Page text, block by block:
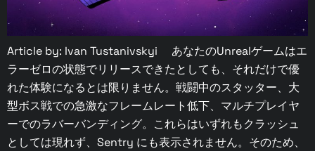
Article by: Ivan Tustanivskyi あなたのUnrealゲームはエ
ラーゼロの状態でリリースできたとしても、それだけで優
れた体験になるとは限りません。戦闘中のスタッター、大
型ボス戦での急激なフレームレート低下、マルチプレイヤ
ーでのラバーバンディング。これらはいずれもクラッシュ
としては現れず、Sentry にも表示されません。そのため、